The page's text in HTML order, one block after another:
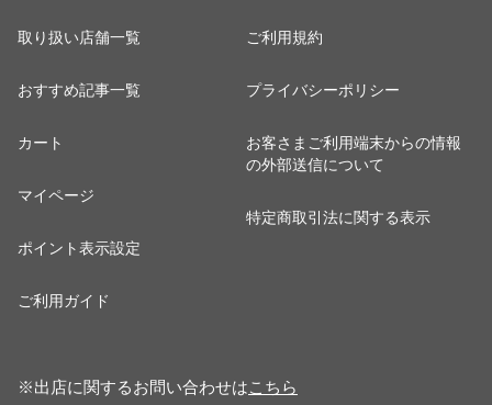
取り扱い店舗一覧
おすすめ記事一覧
カート
マイページ
ポイント表示設定
ご利用ガイド
ご利用規約
プライバシーポリシー
お客さまご利用端末からの情報
の外部送信について
特定商取引法に関する表示
※出店に関するお問い合わせはこちら